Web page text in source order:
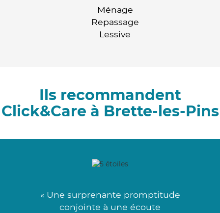
Ménage
Repassage
Lessive
Ils recommandent
Click&Care à Brette-les-Pins
« Une surprenante promptitude
conjointe à une écoute